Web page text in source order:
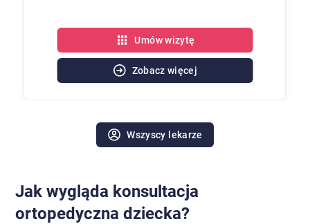
Umów wizytę
Zobacz więcej
Wszyscy lekarze
Jak wygląda konsultacja
ortopedyczna dziecka?